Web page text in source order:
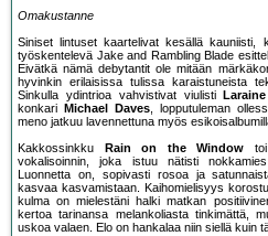
Omakustanne
Siniset lintuset kaartelivat kesällä
työskentelevä Jake and Rambling Blade
Eivätkä nämä debytantit ole mitään
hyvinkin erilaisissa tulissa karaistuneista
Sinkulla ydintrioa vahvistivat viulisti
konkari
Michael Daves, lopputuleman
meno jatkuu lavennettuna myös
Kakkossinkku
Rain on the Window toi
vokalisoinnin, joka istuu nätisti
Luonnetta on, sopivasti rosoa ja
kasvaa kasvamistaan. Kaihomielisyys
kulma on mielestäni halki matkan
kertoa tarinansa melankoliasta tinkimättä,
uskoa valaen. Elo on hankalaa niin siellä kuin